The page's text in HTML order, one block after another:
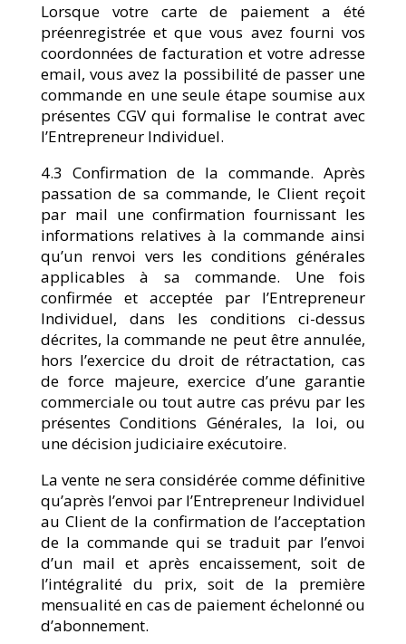
Lorsque votre carte de paiement a été
préenregistrée et que vous avez fourni vos
coordonnées de facturation et votre adresse
email, vous avez la possibilité de passer une
commande en une seule étape soumise aux
présentes CGV qui formalise le contrat avec
l’Entrepreneur Individuel.
4.3 Confirmation de la commande. Après
passation de sa commande, le Client reçoit
par mail une confirmation fournissant les
informations relatives à la commande ainsi
qu’un renvoi vers les conditions générales
applicables à sa commande. Une fois
confirmée et acceptée par l’Entrepreneur
Individuel, dans les conditions ci-dessus
décrites, la commande ne peut être annulée,
hors l’exercice du droit de rétractation, cas
de force majeure, exercice d’une garantie
commerciale ou tout autre cas prévu par les
présentes Conditions Générales, la loi, ou
une décision judiciaire exécutoire.
La vente ne sera considérée comme définitive
qu’après l’envoi par l’Entrepreneur Individuel
au Client de la confirmation de l’acceptation
de la commande qui se traduit par l’envoi
d’un mail et après encaissement, soit de
l’intégralité du prix, soit de la première
mensualité en cas de paiement échelonné ou
d’abonnement.